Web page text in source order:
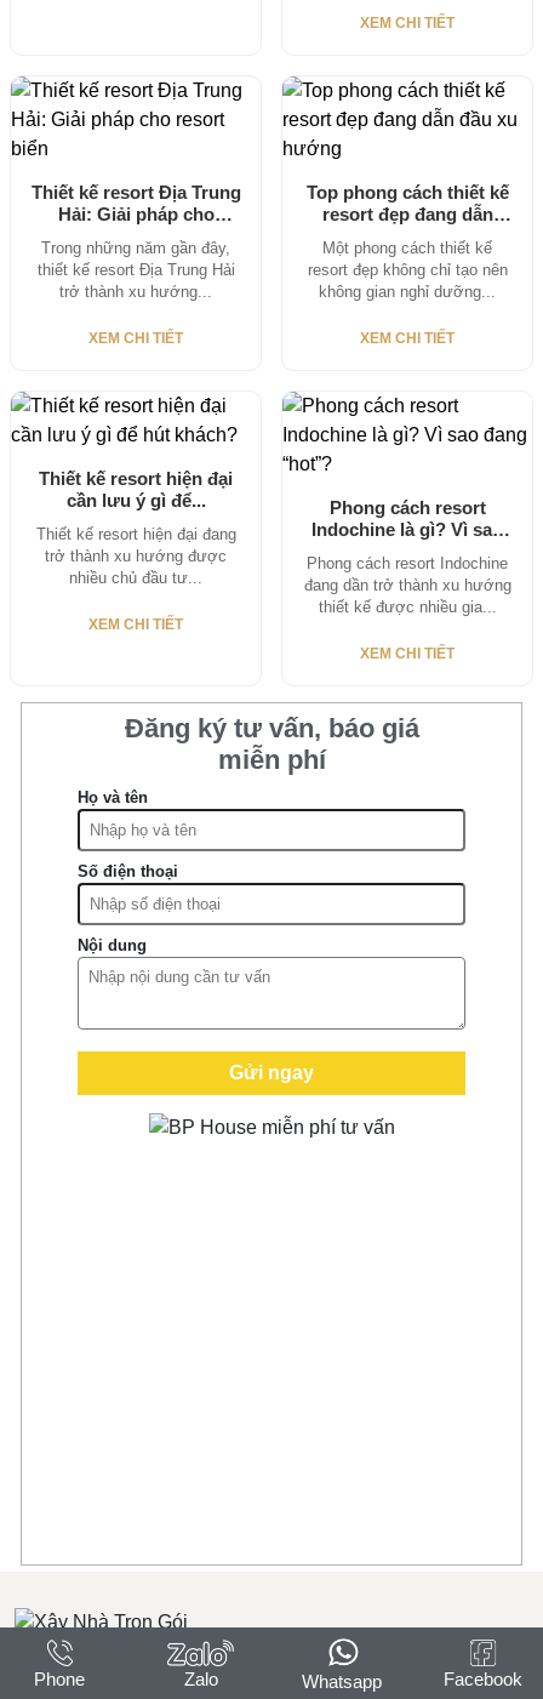
XEM CHI TIẾT
Thiết kế resort Địa Trung
Hải: Giải pháp cho
Trong những năm gần đây,
thiết kế resort Địa Trung Hải
trở thành xu hướng...
XEM CHI TIẾT
Top phong cách thiết kế
resort đẹp đang dẫn
Một phong cách thiết kế
resort đẹp không chỉ tạo nên
không gian nghỉ dưỡng...
XEM CHI TIẾT
Thiết kế resort hiện đại
cần lưu ý gì để...
Thiết kế resort hiện đại đang
trở thành xu hướng được
nhiều chủ đầu tư...
XEM CHI TIẾT
Phong cách resort
Indochine là gì? Vì sao
Phong cách resort Indochine
đang dần trở thành xu hướng
thiết kế được nhiều gia...
XEM CHI TIẾT
Đăng ký tư vấn, báo giá
miễn phí
Họ và tên
Số điện thoại
Nội dung
Phone Zalo Whatsapp Facebook